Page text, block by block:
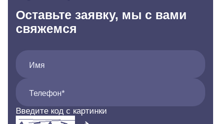
Оставьте заявку, мы с вами
свяжемся
Имя
Телефон*
Введите код с картинки